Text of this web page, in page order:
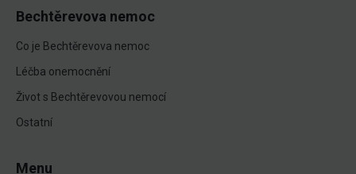
Bechtěrevova nemoc
Co je Bechtěrevova nemoc
Léčba onemocnění
Život s Bechtěrevovou nemocí
Ostatní
Menu